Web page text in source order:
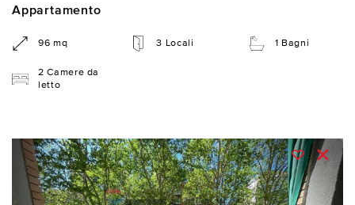
Appartamento
96 mq 3 Locali 1 Bagni
2 Camere da
letto